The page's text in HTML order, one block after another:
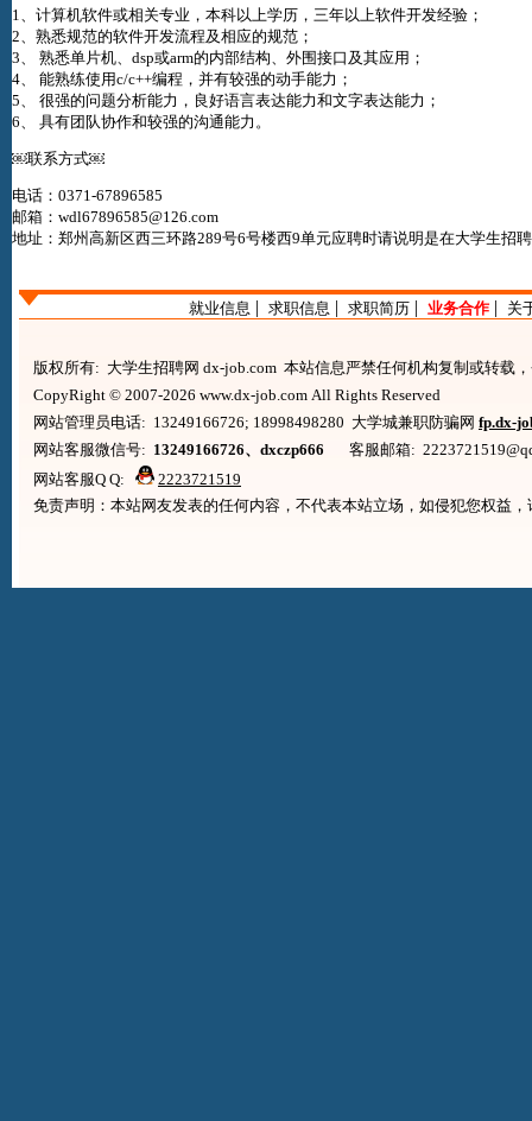
1、计算机软件或相关专业，本科以上学历，三年以上软件开发经验；
2、熟悉规范的软件开发流程及相应的规范；
3、 熟悉单片机、dsp或arm的内部结构、外围接口及其应用；
4、 能熟练使用c/c++编程，并有较强的动手能力；
5、 很强的问题分析能力，良好语言表达能力和文字表达能力；
6、 具有团队协作和较强的沟通能力。
￼联系方式￼
电话：0371-67896585
邮箱：wdl67896585@126.com
地址：郑州高新区西三环路289号6号楼西9单元应聘时请说明是在大学生招
就业信息 | 求职信息 | 求职简历| 业务合作| 关
版权所有: 大学生招聘网 dx-job.com 本站信息严禁任何机构复制或转载
CopyRight © 2007-2026 www.dx-job.com All Rights Reserved
网站管理员电话: 13249166726; 18998498280 大学城兼职防骗网 fp.dx-
网站客服微信号: 13249166726、dxczp666 客服邮箱:
网站客服Q Q:
2223721519
免责声明：本站网友发表的任何内容，不代表本站立场，如侵犯您权益